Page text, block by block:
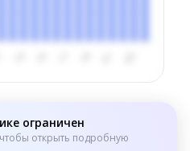
ограничен
открыть подробную